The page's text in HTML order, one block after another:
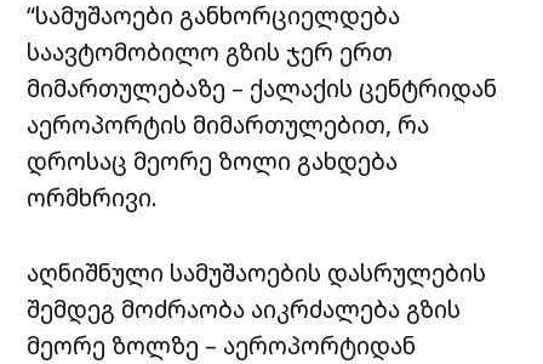
“სამუშაოები განხორციელდება
საავტომობილო გზის ჯერ ერთ
მიმართულებაზე – ქალაქის ცენტრიდან
აეროპორტის მიმართულებით, რა
დროსაც მეორე ზოლი გახდება
ორმხრივი.
აღნიშნული სამუშაოების დასრულების
შემდეგ მოძრაობა აიკრძალება გზის
მეორე ზოლზე – აეროპორტიდან